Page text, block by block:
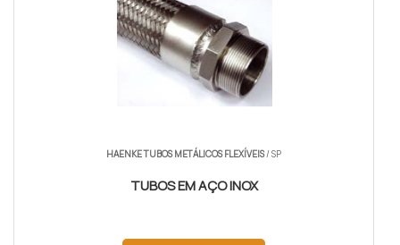
HAENKE TUBOS METÁLICOS FLEXÍVEIS/ SP
TUBOS EM AÇO INOX